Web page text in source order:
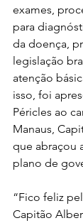
exames,
para
da doença,
legislação
atenção
isso, foi
Péricles ao
Manaus,
que abraçou
plano de
“Fico feliz
Capitão